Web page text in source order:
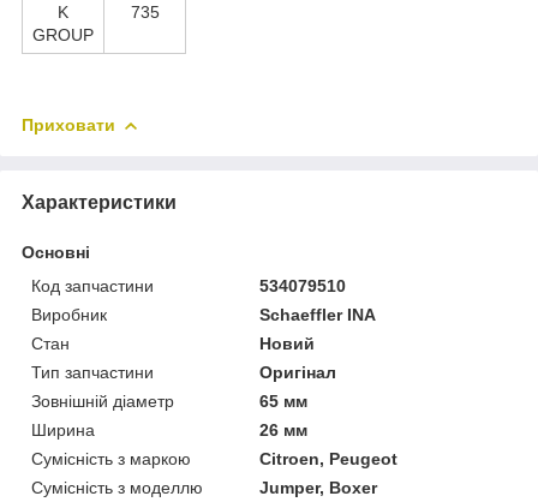
K
GROUP
735
Приховати
Характеристики
Основні
Код запчастини
534079510
Виробник
Schaeffler INA
Стан
Новий
Тип запчастини
Оригінал
Зовнішній діаметр
65 мм
Ширина
26 мм
Сумісність з маркою
Citroen, Peugeot
Сумісність з моделлю
Jumper, Boxer